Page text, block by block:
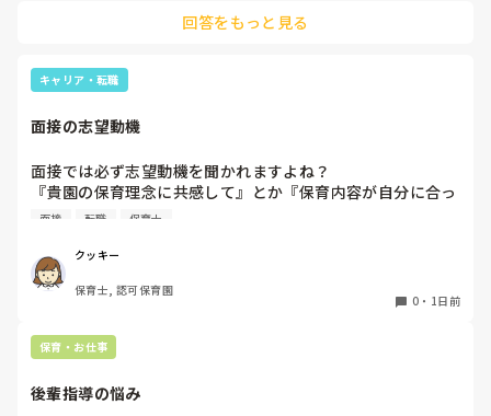
･部屋の中も外もずっと走り回っている。
･ずっと動き回っているため、おもちゃが多分人が持ってい
ル。
･言葉通じてない？目線合わない。怒られていると理解して
いない。
･ずっと喋っている。
Eくん
･じっとできない。1秒も座れない。
･部屋の中、ずっと走り回っている。外は砂場とかで遊ぶこ
･Dくんと仲が良く、トラブルにも良くなる。
･人のものが良く見え、人のものをとる。
･切り替えできない。「今なんの時間？」と聞くと「トイレ
の時間」「お部屋に入る時間」などわかっているが行動に移
回答をもっと見る
キャリア・転職
面接の志望動機
面接では必ず志望動機を聞かれますよね？
『貴園の保育理念に共感して』とか『保育内容が自分に合っ
てると思いました』等々が多いかと思いますが、実際はどう
私自身、園の雰囲気とか園の規模、保育内容は勘案しますが
正直なところ、家から通いやすいか、給与はどうか…という
ところに重きを置いています
皆さんは、志望動機をどのように答えていますか？また、本
音はどうですか？
面接 転職 保育士
クッキー
保育士, 認可保育園
0 ・ 1日前
保育・お仕事
後輩指導の悩み